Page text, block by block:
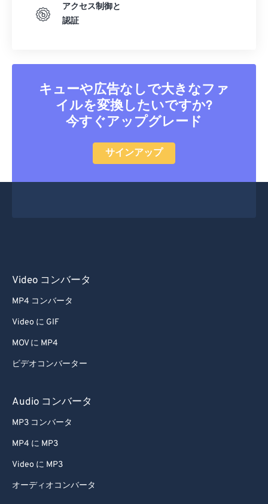
アクセス制御と
認証
キューや広告なしで大きなファ
イルを変換したいですか?
今すぐアップグレード
サインアップ
Video コンバータ
MP4 コンバータ
Video に GIF
MOV に MP4
ビデオコンバーター
Audio コンバータ
MP3 コンバータ
MP4 に MP3
Video に MP3
オーディオコンバータ